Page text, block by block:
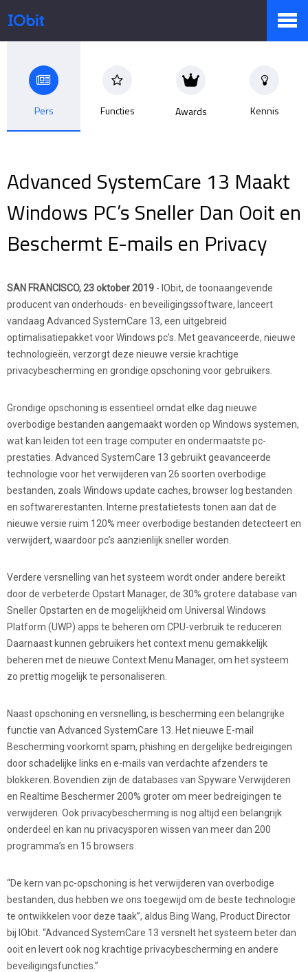
Producten
Winkel
Persruimte
Ondersteuning
Partners
Pers Functies Awards Kennis
Advanced SystemCare 13 Maakt
Windows PC’s Sneller Dan Ooit en
Beschermt E-mails en Privacy
SAN FRANCISCO, 23 oktober 2019 - IObit, de toonaangevende
producent van onderhouds- en beveiligingssoftware, lanceert
vandaag Advanced SystemCare 13, een uitgebreid
optimalisatiepakket voor Windows pc’s. Met geavanceerde, nieuwe
technologieën, verzorgt deze nieuwe versie krachtige
privacybescherming en grondige opschoning voor gebruikers.
Grondige opschoning is essentieel omdat elke dag nieuwe
overbodige bestanden aangemaakt worden op Windows systemen,
wat kan leiden tot een trage computer en ondermaatste pc-
prestaties. Advanced SystemCare 13 gebruikt geavanceerde
technologie voor het verwijderen van 26 soorten overbodige
bestanden, zoals Windows update caches, browser log bestanden
en softwarerestanten. Interne prestatietests tonen aan dat de
nieuwe versie ruim 120% meer overbodige bestanden detecteert en
verwijdert, waardoor pc’s aanzienlijk sneller worden.
Verdere versnelling van het systeem wordt onder andere bereikt
door de verbeterde Opstart Manager, de 30% grotere database van
Sneller Opstarten en de mogelijkheid om Universal Windows
Platform (UWP) apps te beheren om CPU-verbruik te reduceren.
Daarnaast kunnen gebruikers het context menu gemakkelijk
beheren met de nieuwe Context Menu Manager, om het systeem
zo prettig mogelijk te personaliseren.
Naast opschoning en versnelling, is bescherming een belangrijke
functie van Advanced SystemCare 13. Het nieuwe E-mail
Bescherming voorkomt spam, phishing en dergelijke bedreigingen
door schadelijke links en e-mails van verdachte afzenders te
blokkeren. Bovendien zijn de databases van Spyware Verwijderen
en Realtime Beschermer 200% groter om meer bedreigingen te
verwijderen. Ook privacybescherming is nog altijd een belangrijk
onderdeel en kan nu privacysporen wissen van meer dan 200
programma’s en 15 browsers.
“De kern van pc-opschoning is het verwijderen van overbodige
bestanden, dus hebben we ons toegewijd om de beste technologie
te ontwikkelen voor deze taak”, aldus Bing Wang, Product Director
bij IObit. “Advanced SystemCare 13 versnelt het systeem beter dan
ooit en levert ook nog krachtige privacybescherming en andere
beveiligingsfuncties.”